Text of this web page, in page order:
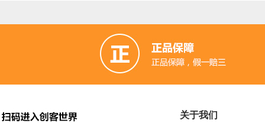
关于我们